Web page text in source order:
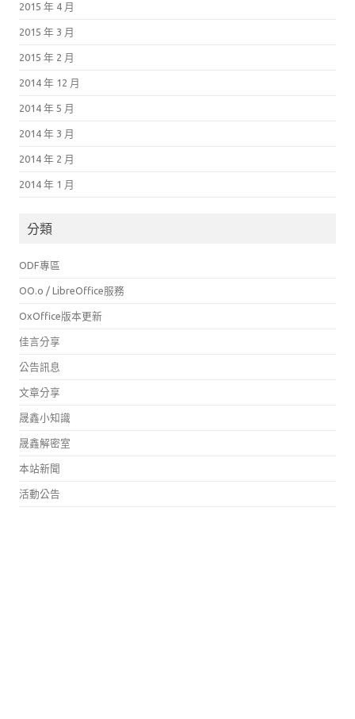
2015 年 4 月
2015 年 3 月
2015 年 2 月
2014 年 12 月
2014 年 5 月
2014 年 3 月
2014 年 2 月
2014 年 1 月
分類
ODF專區
OO.o / LibreOffice服務
OxOffice版本更新
佳言分享
公告訊息
文章分享
晟鑫小知識
晟鑫解密室
本站新聞
活動公告